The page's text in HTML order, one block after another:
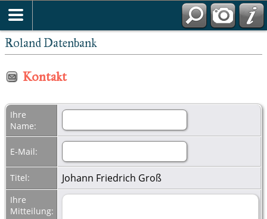
Roland Datenbank
Kontakt
Ihre
Name:
E-Mail:
Titel: Johann Friedrich Groß
Ihre
Mitteilung: